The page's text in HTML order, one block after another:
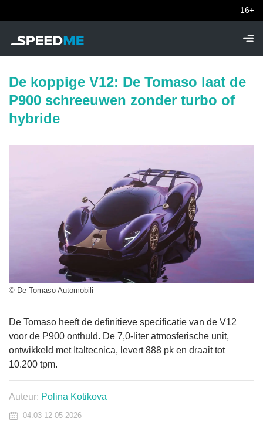
16+
De koppige V12: De Tomaso laat de
P900 schreeuwen zonder turbo of
hybride
© De Tomaso Automobili
De Tomaso heeft de definitieve specificatie van de V12
voor de P900 onthuld. De 7,0-liter atmosferische unit,
ontwikkeld met Italtecnica, levert 888 pk en draait tot
10.200 tpm.
Auteur: Polina Kotikova
04:03 12-05-2026